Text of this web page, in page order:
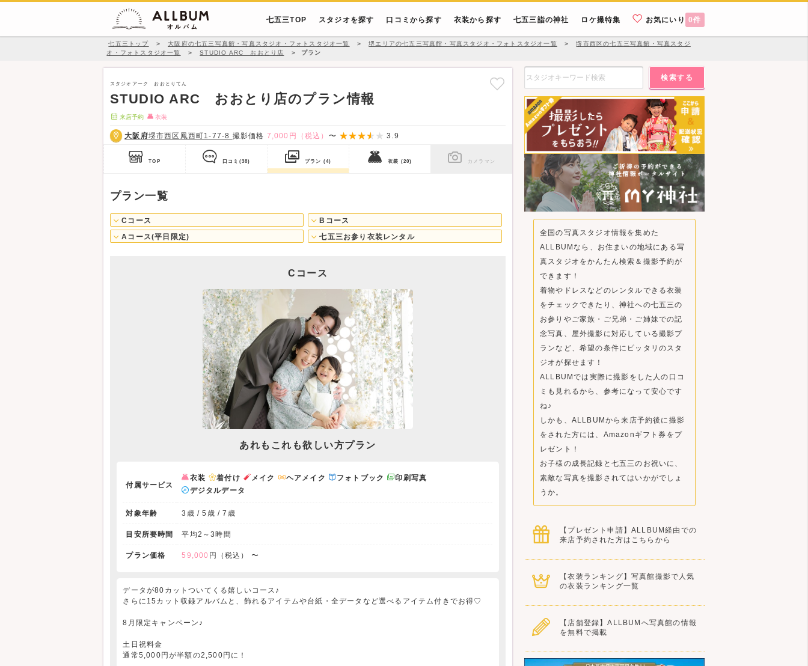
七五三TOP スタジオを探す 口コミから探す 衣装から探す 七五三詣の神社 ロケ撮特集 お気にいり 0件
七五三トップ ＞ 大阪府の七五三写真館・写真スタジオ・フォトスタジオ一覧 ＞ 堺エリアの七五三写真館・写真スタジオ・フォトスタジオ一覧 ＞
堺市西区の七五三写真館・写真スタジ
オ・フォトスタジオ一覧
＞ STUDIO ARC おおとり店 ＞ プラン
スタジオアーク おおとりてん
STUDIO ARC おおとり店のプラン情報
来店予約 衣装
大阪府堺市西区鳳西町1-77-8 撮影価格 7,000円（税込） 〜 3.9
TOP 口コミ (38) プラン (4) 衣装 (20) カメラマン
プラン一覧
Cコース
Bコース
Aコース(平日限定)
七五三お参り衣装レンタル
Cコース
あれもこれも欲しい方プラン
付属サービス
衣装 着付け メイク ヘアメイク フォトブック
印刷写真
デジタルデータ
対象年齢 3歳 / 5歳 / 7歳
目安所要時間 平均2～3時間
プラン価格 59,000 円（税込） 〜
データが80カットついてくる嬉しいコース♪
さらに15カット収録アルバムと、飾れるアイテムや台紙・全データなど選べるアイテム付きでお得♡
8月限定キャンペーン♪
土日祝料金
通常5,000円が半額の2,500円に！
検索する
全国の写真スタジオ情報を集めた
ALLBUMなら、お住まいの地域にある写
真スタジオをかんたん検索＆撮影予約が
できます！
着物やドレスなどのレンタルできる衣装
をチェックできたり、神社への七五三の
お参りやご家族・ご兄弟・ご姉妹での記
念写真、屋外撮影に対応している撮影プ
ランなど、希望の条件にピッタリのスタ
ジオが探せます！
ALLBUMでは実際に撮影をした人の口コ
ミも見れるから、参考になって安心です
ね♪
しかも、ALLBUMから来店予約後に撮影
をされた方には、Amazonギフト券をプ
レゼント！
お子様の成長記録と七五三のお祝いに、
素敵な写真を撮影されてはいかがでしょ
うか。
【プレゼント申請】ALLBUM経由での
来店予約された方はこちらから
【衣装ランキング】写真館撮影で人気
の衣装ランキング一覧
【店舗登録】ALLBUMへ写真館の情報
を無料で掲載